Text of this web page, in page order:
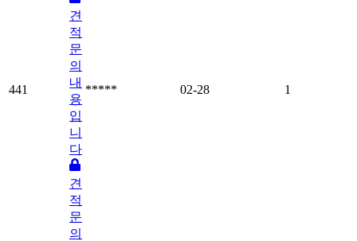
441
견
적
문
의
내
용
입
니
다
***** 02-28 1
견
적
문
의